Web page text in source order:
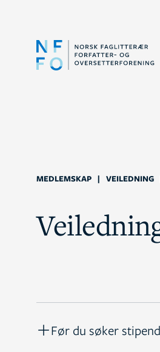
MEDLEMSKAP | VEILEDNING
Før du søker stipend